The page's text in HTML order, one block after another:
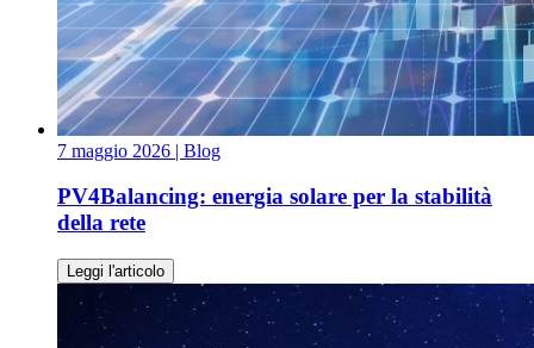
7 maggio 2026 | Blog
PV4Balancing: energia solare per la stabilità
della rete
Leggi l'articolo